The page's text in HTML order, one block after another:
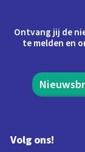
Ontvang jij de
te melden en
Volg ons!